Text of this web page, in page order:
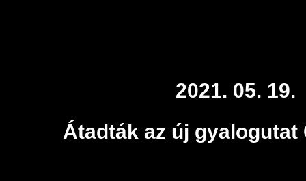
2021. 05. 19.
Átadták az új gyalogutat